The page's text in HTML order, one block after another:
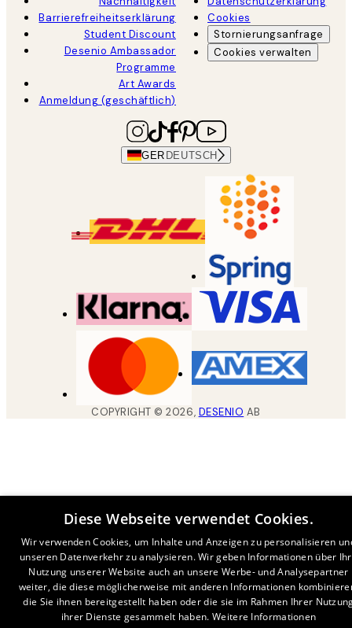
Barrierefreiheitserklärung
Student Discount
Desenio Ambassador
Programme
Art Awards
Anmeldung (geschäftlich)
Cookies
Stornierungsanfrage
Cookies verwalten
GER DEUTSCH
COPYRIGHT ©2026, DESENIO AB
Diese Webseite verwendet Cookies.
Wir verwenden Cookies, um Inhalte und Anzeigen zu personalisieren
unseren Datenverkehr zu analysieren. Wir geben Informationen über
Nutzung unserer Website auch an unsere Werbe- und Analysepartner
weiter, die diese möglicherweise mit anderen Informationen
die Sie ihnen bereitgestellt haben oder die sie im Rahmen Ihrer
ihrer Dienste gesammelt haben. Weitere Informationen